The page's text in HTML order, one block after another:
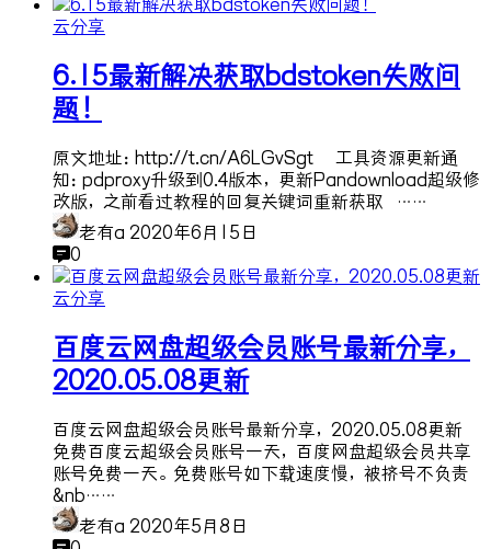
云分享
6.15最新解决获取bdstoken失败问
题！
原文地址：http://t.cn/A6LGvSgt 工具资源更新通
知：pdproxy升级到0.4版本，更新Pandownload超级修
改版，之前看过教程的回复关键词重新获取 ……
老有a 2020年6月15日
0
云分享
百度云网盘超级会员账号最新分享，
2020.05.08更新
百度云网盘超级会员账号最新分享，2020.05.08更新
免费百度云超级会员账号一天，百度网盘超级会员共享
账号免费一天。 免费账号如下载速度慢，被挤号不负责
&nb……
老有a 2020年5月8日